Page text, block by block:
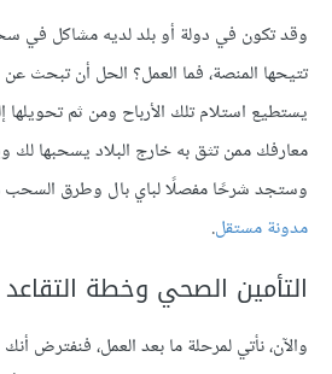
وقد تكون في دولة أو بلد لديه مشاكل في
تتيحها المنصة، فما العمل؟ الحل أن
يستطيع استلام تلك الأرباح ومن ثم تحويلها
معارفك ممن تثق به خارج البلاد يسحبها لك
وستجد شرحًا مفصلًا لباي بال وطرق
مدونة مستقل.
التأمين الصحي وخطة التقاعد
والآن، نأتي لمرحلة ما بعد العمل، فنفترض